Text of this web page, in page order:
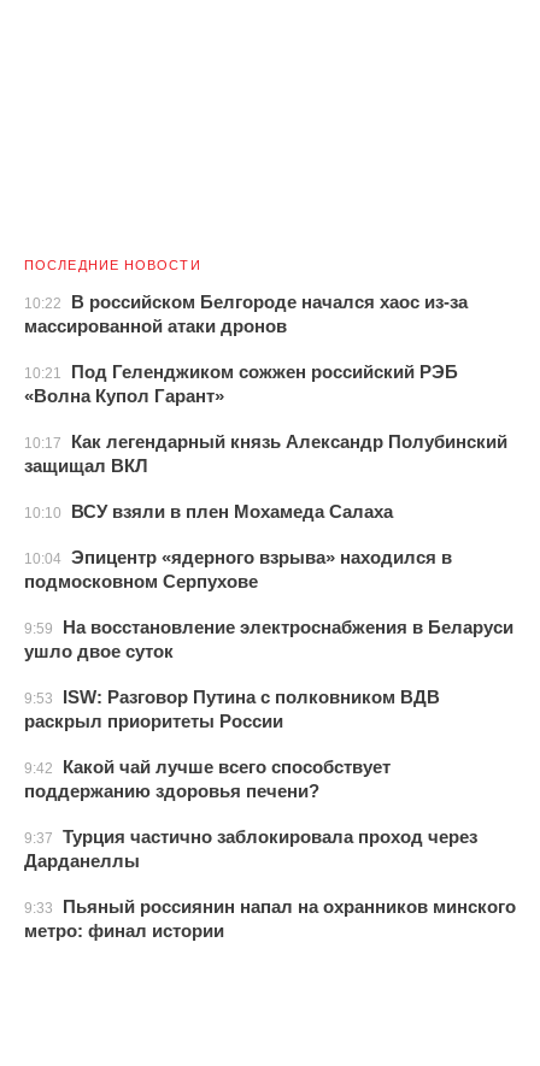
ПОСЛЕДНИЕ НОВОСТИ
10:22
В российском Белгороде начался хаос из-за
массированной атаки дронов
10:21
Под Геленджиком сожжен российский РЭБ
«Волна Купол Гарант»
10:17
Как легендарный князь Александр Полубинский
защищал ВКЛ
10:10 ВСУ взяли в плен Мохамеда Салаха
10:04 Эпицентр «ядерного взрыва» находился в
подмосковном Серпухове
9:59
На восстановление электроснабжения в Беларуси
ушло двое суток
9:53
ISW: Разговор Путина с полковником ВДВ
раскрыл приоритеты России
9:42
Какой чай лучше всего способствует
поддержанию здоровья печени?
9:37
Турция частично заблокировала проход через
Дарданеллы
9:33
Пьяный россиянин напал на охранников минского
метро: финал истории